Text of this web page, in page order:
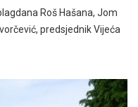
Roš Hašana, Jom
predsjednik Vijeća